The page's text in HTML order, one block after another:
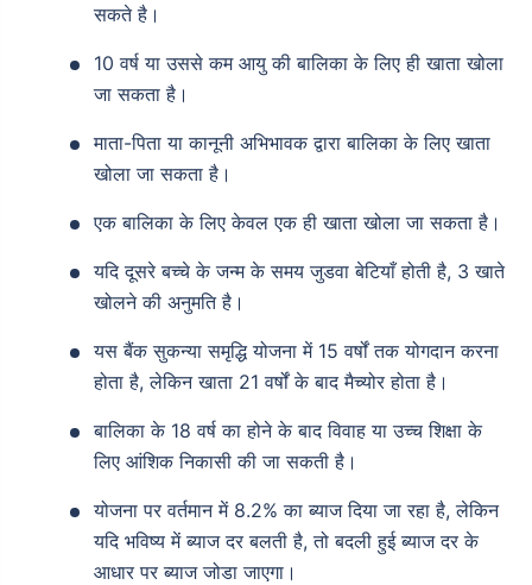
सकते है।
10 वर्ष या उससे कम आयु की बालिका के लिए ही खाता खोला
जा सकता है।
माता-पिता या कानूनी अभिभावक द्वारा बालिका के लिए खाता
खोला जा सकता है।
एक बालिका के लिए केवल एक ही खाता खोला जा सकता है।
यदि दूसरे बच्चे के जन्म के समय जुडवा बेटियाँ होती है, 3 खाते
खोलने की अनुमति है।
यस बैंक सुकन्या समृद्धि योजना में 15 वर्षों तक योगदान करना
होता है, लेकिन खाता 21 वर्षों के बाद मैच्योर होता है।
बालिका के 18 वर्ष का होने के बाद विवाह या उच्च शिक्षा के
लिए आंशिक निकासी की जा सकती है।
योजना पर वर्तमान में 8.2% का ब्याज दिया जा रहा है, लेकिन
यदि भविष्य में ब्याज दर बलती है, तो बदली हुई ब्याज दर के
आधार पर ब्याज जोडा जाएगा।